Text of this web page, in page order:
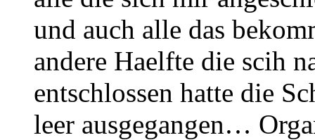
und auch alle das
andere Haelfte die scih
entschlossen hatte die
leer ausgegangen…